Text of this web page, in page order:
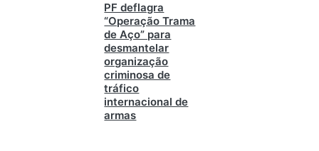
PF deflagra
“Operação Trama
de Aço” para
desmantelar
organização
criminosa de
tráfico
internacional de
armas